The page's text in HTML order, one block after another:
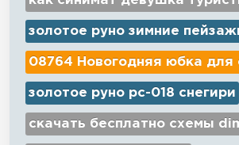
золотое руно зимние
08764 Новогодняя юбка для
золотое руно рс-018 снегири
скачать бесплатно схемы